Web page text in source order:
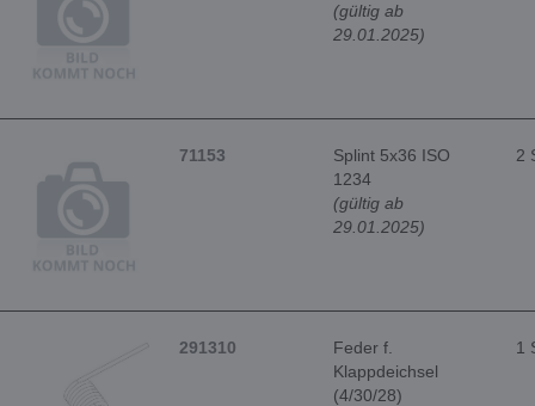
(gültig ab
29.01.2025)
71153
Splint 5x36 ISO
1234
(gültig ab
29.01.2025)
2
291310
Feder f.
Klappdeichsel
(4/30/28)
1